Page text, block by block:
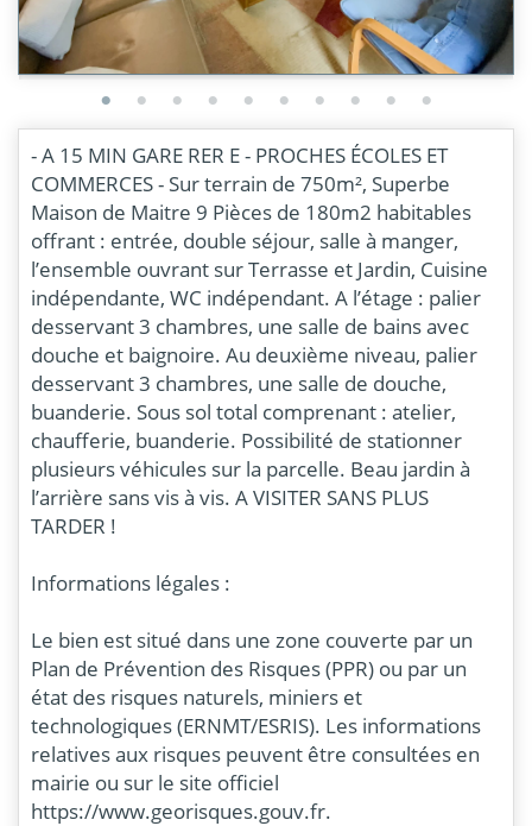
- A 15 MIN GARE RER E - PROCHES ÉCOLES ET
COMMERCES - Sur terrain de 750m², Superbe
Maison de Maitre 9 Pièces de 180m2 habitables
offrant : entrée, double séjour, salle à manger,
l’ensemble ouvrant sur Terrasse et Jardin, Cuisine
indépendante, WC indépendant. A l’étage : palier
desservant 3 chambres, une salle de bains avec
douche et baignoire. Au deuxième niveau, palier
desservant 3 chambres, une salle de douche,
buanderie. Sous sol total comprenant : atelier,
chaufferie, buanderie. Possibilité de stationner
plusieurs véhicules sur la parcelle. Beau jardin à
l’arrière sans vis à vis. A VISITER SANS PLUS
TARDER !
Informations légales :
Le bien est situé dans une zone couverte par un
Plan de Prévention des Risques (PPR) ou par un
état des risques naturels, miniers et
technologiques (ERNMT/ESRIS). Les informations
relatives aux risques peuvent être consultées en
mairie ou sur le site officiel
https://www.georisques.gouv.fr.